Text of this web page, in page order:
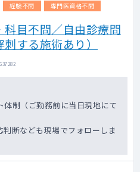
経験不問 専門医資格不問
目不問／自由診療問
する施術あり）
体制（ご勤務前に当日現地にて
断なども現場でフォローしま